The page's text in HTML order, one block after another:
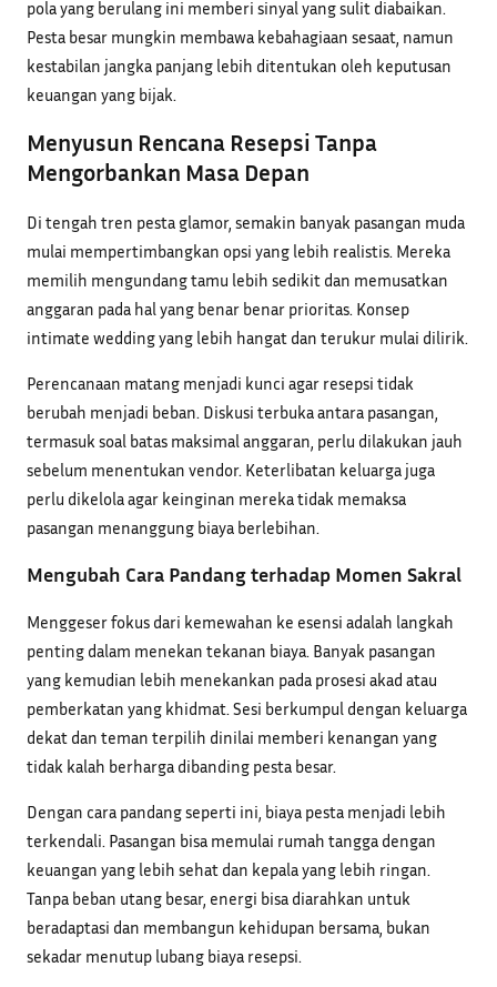
pola yang berulang ini memberi sinyal yang sulit diabaikan.
Pesta besar mungkin membawa kebahagiaan sesaat, namun
kestabilan jangka panjang lebih ditentukan oleh keputusan
keuangan yang bijak.
Menyusun Rencana Resepsi Tanpa
Mengorbankan Masa Depan
Di tengah tren pesta glamor, semakin banyak pasangan muda
mulai mempertimbangkan opsi yang lebih realistis. Mereka
memilih mengundang tamu lebih sedikit dan memusatkan
anggaran pada hal yang benar benar prioritas. Konsep
intimate wedding yang lebih hangat dan terukur mulai dilirik.
Perencanaan matang menjadi kunci agar resepsi tidak
berubah menjadi beban. Diskusi terbuka antara pasangan,
termasuk soal batas maksimal anggaran, perlu dilakukan jauh
sebelum menentukan vendor. Keterlibatan keluarga juga
perlu dikelola agar keinginan mereka tidak memaksa
pasangan menanggung biaya berlebihan.
Mengubah Cara Pandang terhadap Momen Sakral
Menggeser fokus dari kemewahan ke esensi adalah langkah
penting dalam menekan tekanan biaya. Banyak pasangan
yang kemudian lebih menekankan pada prosesi akad atau
pemberkatan yang khidmat. Sesi berkumpul dengan keluarga
dekat dan teman terpilih dinilai memberi kenangan yang
tidak kalah berharga dibanding pesta besar.
Dengan cara pandang seperti ini, biaya pesta menjadi lebih
terkendali. Pasangan bisa memulai rumah tangga dengan
keuangan yang lebih sehat dan kepala yang lebih ringan.
Tanpa beban utang besar, energi bisa diarahkan untuk
beradaptasi dan membangun kehidupan bersama, bukan
sekadar menutup lubang biaya resepsi.